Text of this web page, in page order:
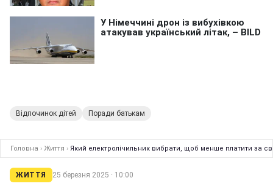
Відпочинок дітей Поради батькам
Головна › Життя › Який електролічильник вибрати, щоб менше платити за
ЖИТТЯ 25 березня 2025 · 10:00